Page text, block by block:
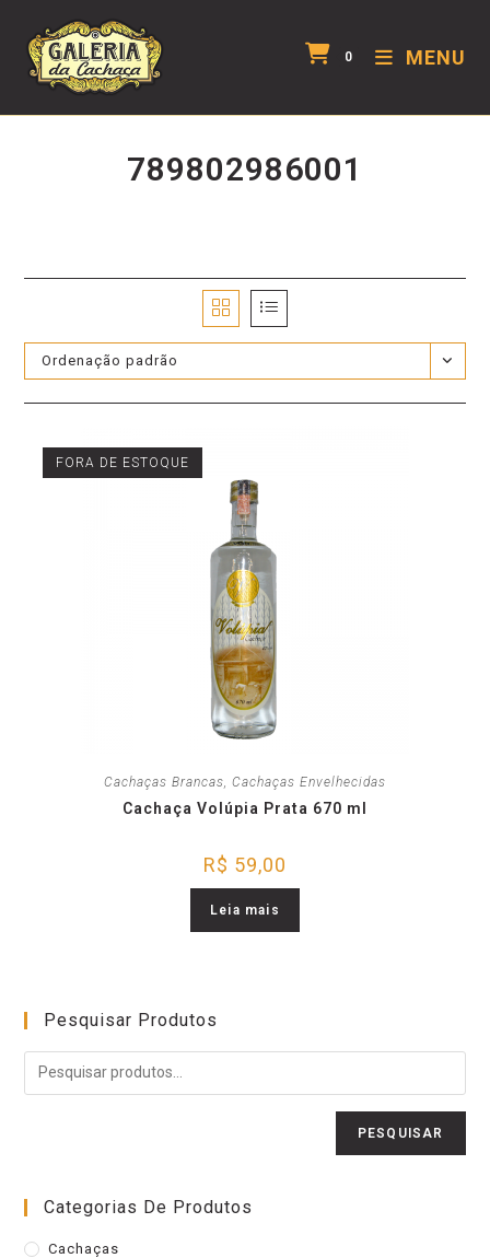
0 MENU
789802986001
Ordenação padrão
FORA DE ESTOQUE
Cachaças Brancas, Cachaças Envelhecidas
Cachaça Volúpia Prata 670 ml
R$ 59,00
Leia mais
Pesquisar Produtos
PESQUISAR
Categorias De Produtos
Cachaças